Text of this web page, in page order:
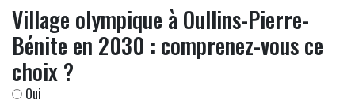
Village olympique à Oullins-Pierre-
Bénite en 2030 : comprenez-vous ce
choix ?
Oui